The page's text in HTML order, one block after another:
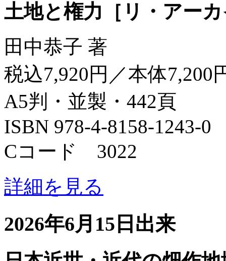
土地と権力［リ・アー
田中恭子 著
税込7,920円／本体7,200
A5判・並製・442頁
ISBN 978-4-8158-1243-0
Cコード 3022
詳細を見る
2026年6月15日出来